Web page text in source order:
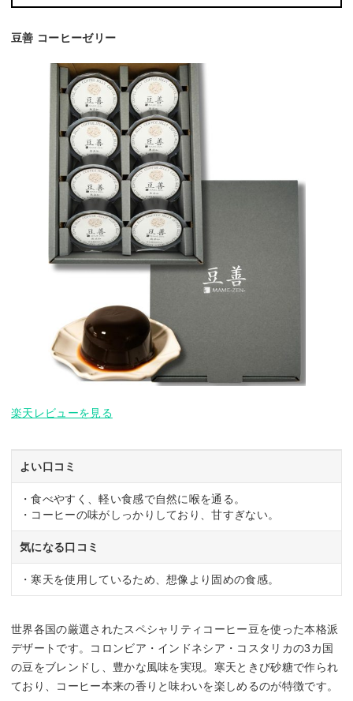
豆善 コーヒーゼリー
楽天レビューを見る
よい口コミ
・食べやすく、軽い食感で自然に喉を通る。
・コーヒーの味がしっかりしており、甘すぎない。
気になる口コミ
・寒天を使用しているため、想像より固めの食感。
世界各国の厳選されたスペシャリティコーヒー豆を使った本格派
デザートです。コロンビア・インドネシア・コスタリカの3カ国
の豆をブレンドし、豊かな風味を実現。寒天ときび砂糖で作られ
ており、コーヒー本来の香りと味わいを楽しめるのが特徴です。